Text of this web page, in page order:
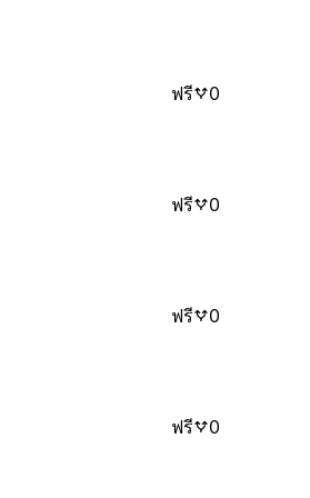
ฟรี 0
ฟรี 0
ฟรี 0
ฟรี 0